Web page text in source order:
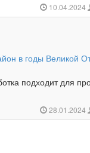
10.04.2024
в годы Великой
подходит для
28.01.2024